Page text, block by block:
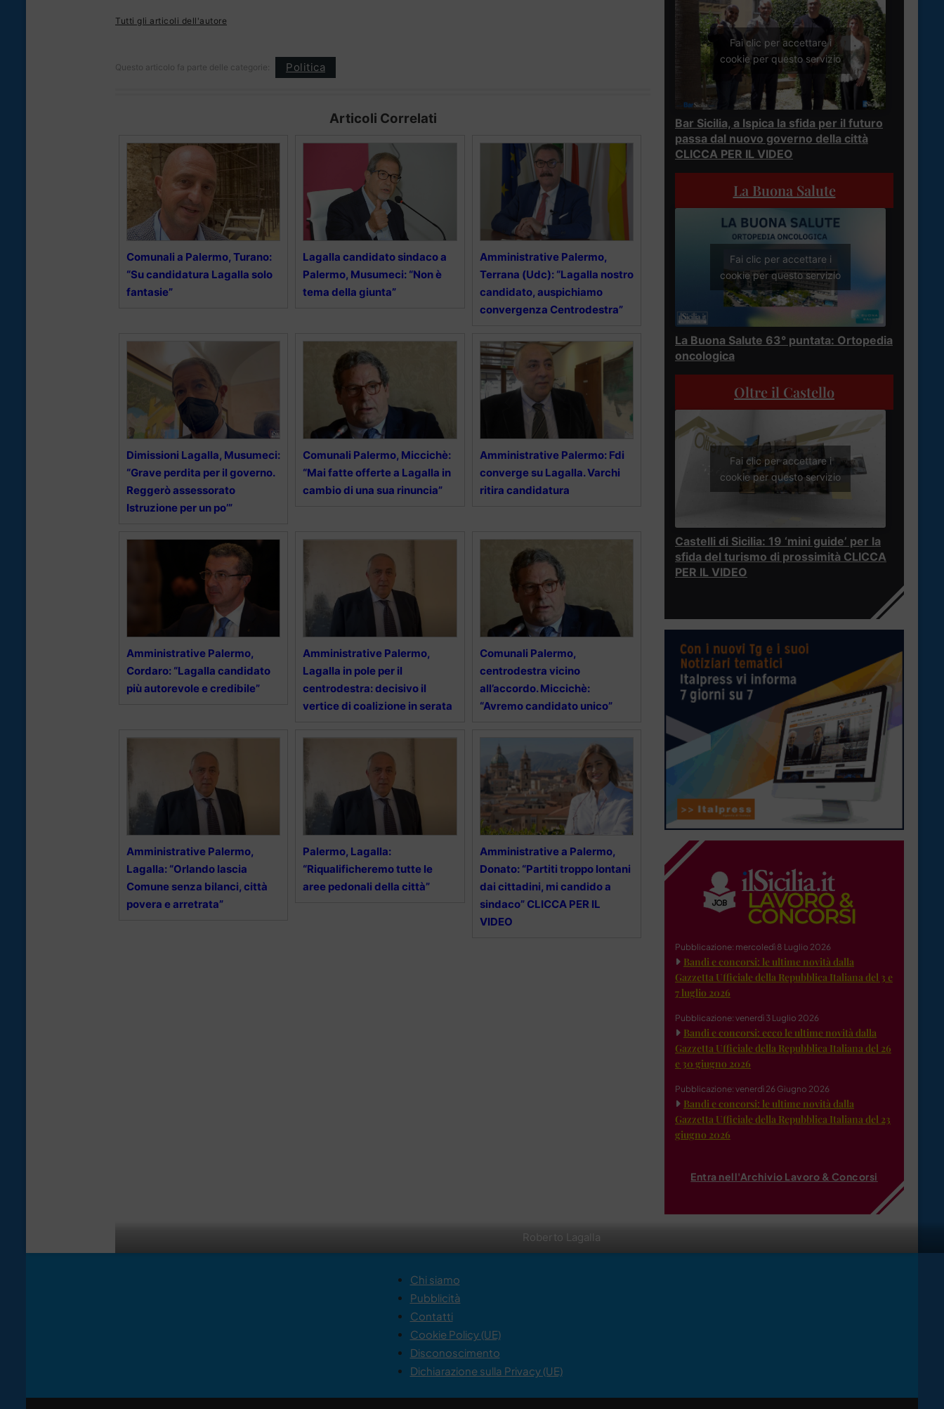
Roberto Lagalla
Tutti gli articoli dell'autore
Questo articolo fa parte delle categorie: Politica
Articoli Correlati
Comunali a Palermo, Turano:
“Su candidatura Lagalla solo
fantasie”
Lagalla candidato sindaco a
Palermo, Musumeci: “Non è
tema della giunta”
Amministrative Palermo,
Terrana (Udc): “Lagalla nostro
candidato, auspichiamo
convergenza Centrodestra”
Dimissioni Lagalla, Musumeci:
“Grave perdita per il governo.
Reggerò assessorato
Istruzione per un po’”
Comunali Palermo, Miccichè:
“Mai fatte offerte a Lagalla in
cambio di una sua rinuncia”
Amministrative Palermo: Fdi
converge su Lagalla. Varchi
ritira candidatura
Amministrative Palermo,
Cordaro: “Lagalla candidato
più autorevole e credibile”
Amministrative Palermo,
Lagalla in pole per il
centrodestra: decisivo il
vertice di coalizione in serata
Comunali Palermo,
centrodestra vicino
all’accordo. Miccichè:
“Avremo candidato unico”
Amministrative Palermo,
Lagalla: “Orlando lascia
Comune senza bilanci, città
povera e arretrata”
Palermo, Lagalla:
“Riqualificheremo tutte le
aree pedonali della città”
Amministrative a Palermo,
Donato: “Partiti troppo lontani
dai cittadini, mi candido a
sindaco” CLICCA PER IL
VIDEO
Fai clic per accettare i
cookie per questo servizio
Bar Sicilia, a Ispica la sfida per il futuro
passa dal nuovo governo della città
CLICCA PER IL VIDEO
La Buona Salute
Fai clic per accettare i
cookie per questo servizio
La Buona Salute 63° puntata: Ortopedia
oncologica
Oltre il Castello
Fai clic per accettare i
cookie per questo servizio
Castelli di Sicilia: 19 ‘mini guide’ per la
sfida del turismo di prossimità CLICCA
PER IL VIDEO
Pubblicazione: mercoledì 8 Luglio 2026
Bandi e concorsi: le ultime novità dalla
Gazzetta Ufficiale della Repubblica Italiana del 3 e
7 luglio 2026
Pubblicazione: venerdì 3 Luglio 2026
Bandi e concorsi: ecco le ultime novità dalla
Gazzetta Ufficiale della Repubblica Italiana del 26
e 30 giugno 2026
Pubblicazione: venerdì 26 Giugno 2026
Bandi e concorsi: le ultime novità dalla
Gazzetta Ufficiale della Repubblica Italiana del 23
giugno 2026
Entra nell'Archivio Lavoro & Concorsi
Chi siamo
Pubblicità
Contatti
Cookie Policy (UE)
Disconoscimento
Dichiarazione sulla Privacy (UE)